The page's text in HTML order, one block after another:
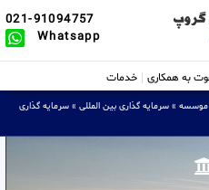
021-91094757
Whatsapp
به همکاری خدمات
موسسه » سرمایه گذاری بین المللی » سرمایه گذاری